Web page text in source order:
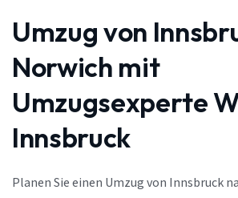
Umzug von
Norwich mit
Umzugsexperte
Innsbruck
Planen Sie einen Umzug von Innsbruck